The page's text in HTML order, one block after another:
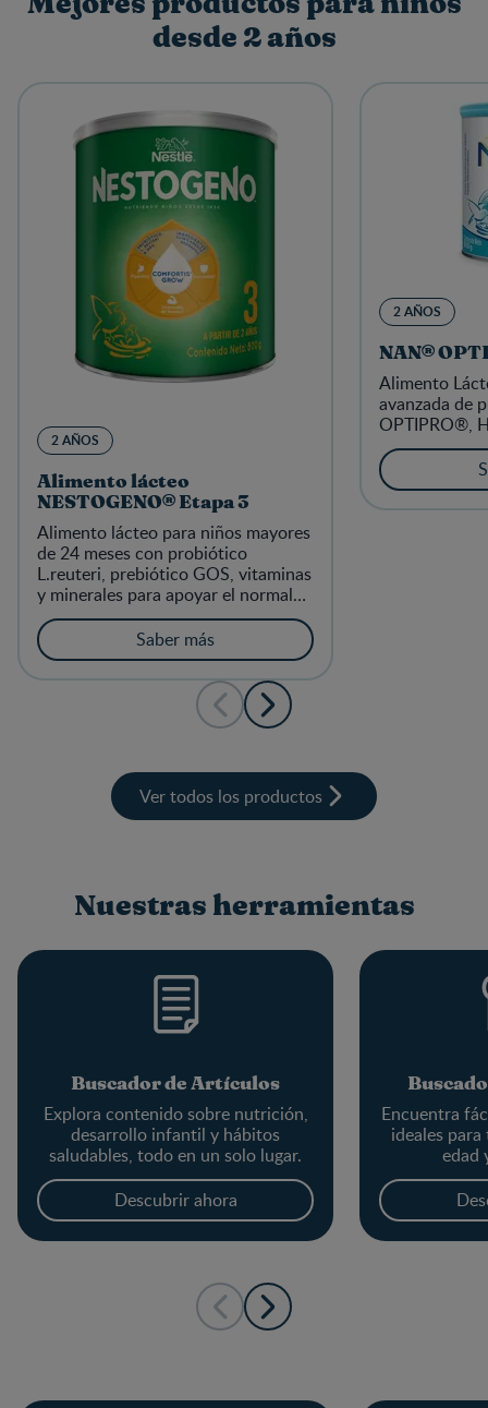
desde 2 años
2 AÑOS
Alimento lácteo
NESTOGENO® Etapa 3
Alimento lácteo para niños mayores
de 24 meses con probiótico
L.reuteri, prebiótico GOS, vitaminas
y minerales para apoyar el normal
funcionamiento del sistema
digestivo, huesos y músculos.
Saber más
2 AÑOS
NAN®
Alimento
avanzada de
OPTIPRO®,
Ver todos los productos
Nuestras herramientas
Buscador de Artículos
Explora contenido sobre nutrición,
desarrollo infantil y hábitos
saludables, todo en un solo lugar.
Descubrir ahora
Encuentra
ideales
edad